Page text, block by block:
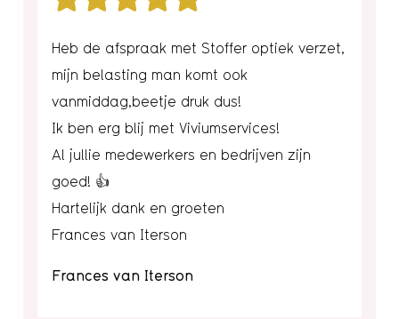
Heb de afspraak met Stoffer optiek verzet,
mijn belasting man komt ook
vanmiddag,beetje druk dus!
Ik ben erg blij met Viviumservices!
Al jullie medewerkers en bedrijven zijn
goed! 👍
Hartelijk dank en groeten
Frances van Iterson
Frances van Iterson